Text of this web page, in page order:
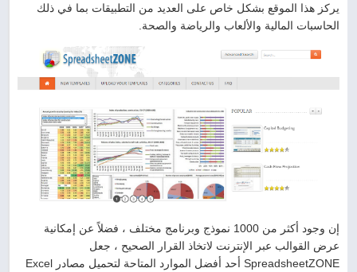
يركز هذا الموقع بشكل خاص على العديد من التطبيقات بما في ذلك
الحاسبات المالية والألعاب والرياضة والصحة.
إن وجود أكثر من 1000 نموذج وبرنامج مختلف ، فضلاً عن إمكانية
عرض القوالب عبر الإنترنت لاتخاذ القرار الصحيح ، جعل
SpreadsheetZONE أحد أفضل الموارد المتاحة لتحميل مصادر Excel